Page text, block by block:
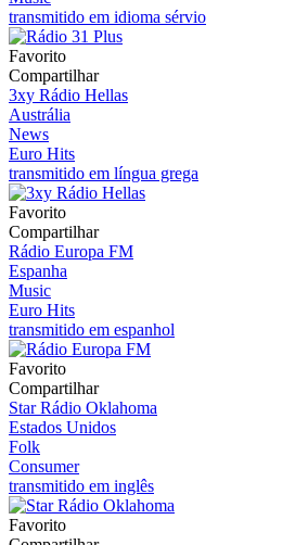
transmitido em idioma sérvio
Favorito
Compartilhar
3xy Rádio Hellas
Austrália
News
Euro Hits
transmitido em língua grega
Favorito
Compartilhar
Rádio Europa FM
Espanha
Music
Euro Hits
transmitido em espanhol
Favorito
Compartilhar
Star Rádio Oklahoma
Estados Unidos
Folk
Consumer
transmitido em inglês
Favorito